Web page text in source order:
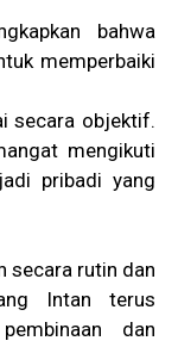
bahwa
memperbaiki
secara objektif.
mengikuti
pribadi yang
secara rutin dan
Intan terus
dan